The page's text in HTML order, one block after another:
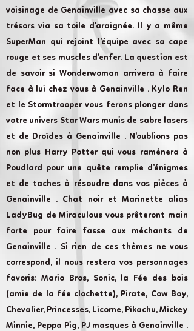
voisinage de Genainville avec sa chasse aux
trésors via sa toile d'araignée. Il y a même
SuperMan qui rejoint l'équipe avec sa cape
rouge et ses muscles d'enfer. La question est
de savoir si Wonderwoman arrivera à faire
face à lui chez vous à Genainville . Kylo Ren
et le Stormtrooper vous ferons plonger dans
votre univers Star Wars munis de sabre lasers
et de Droïdes à Genainville . N'oublions pas
non plus Harry Potter qui vous ramènera à
Poudlard pour une quête remplie d’énigmes
et de taches à résoudre dans vos pièces à
Genainville . Chat noir et Marinette alias
LadyBug de Miraculous vous prêteront main
forte pour faire fasse aux méchants de
Genainville . Si rien de ces thèmes ne vous
correspond, il nous restera vos personnages
favoris: Mario Bros, Sonic, la Fée des bois
(amie de la fée clochette), Pirate, Cow Boy,
Chevalier, Princesses, Licorne, Pikachu, Mickey
Minnie, Peppa Pig, PJ masques à Genainville .